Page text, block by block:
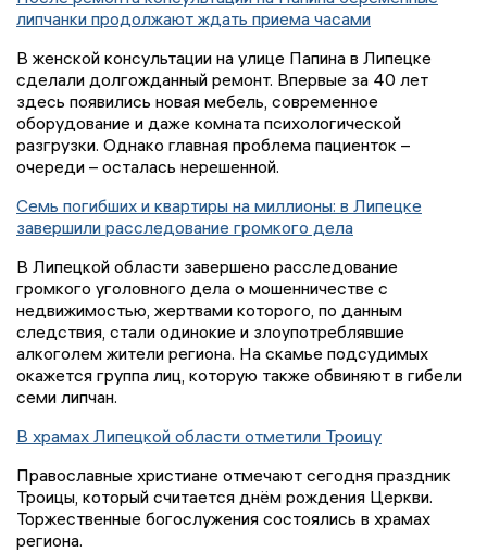
липчанки продолжают ждать приема часами
В женской консультации на улице Папина в Липецке
сделали долгожданный ремонт. Впервые за 40 лет
здесь появились новая мебель, современное
оборудование и даже комната психологической
разгрузки. Однако главная проблема пациенток –
очереди – осталась нерешенной.
Семь погибших и квартиры на миллионы: в Липецке
завершили расследование громкого дела
В Липецкой области завершено расследование
громкого уголовного дела о мошенничестве с
недвижимостью, жертвами которого, по данным
следствия, стали одинокие и злоупотреблявшие
алкоголем жители региона. На скамье подсудимых
окажется группа лиц, которую также обвиняют в гибели
семи липчан.
В храмах Липецкой области отметили Троицу
Православные христиане отмечают сегодня праздник
Троицы, который считается днём рождения Церкви.
Торжественные богослужения состоялись в храмах
региона.